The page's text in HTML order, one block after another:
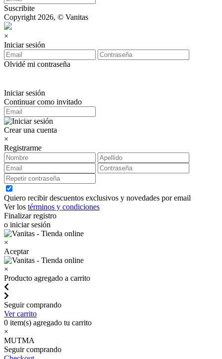
Suscribite
Copyright 2026, © Vanitas
×
Iniciar sesión
Olvidé mi contraseña
Iniciar sesión
Continuar como invitado
Crear una cuenta
×
Registrarme
Quiero recibir descuentos exclusivos y novedades por email
Ver los términos y condiciones
Finalizar registro
o iniciar sesión
×
Aceptar
×
Producto agregado a carrito
Seguir comprando
Ver carrito
0 item(s) agregado tu carrito
×
MUTMA
Seguir comprando